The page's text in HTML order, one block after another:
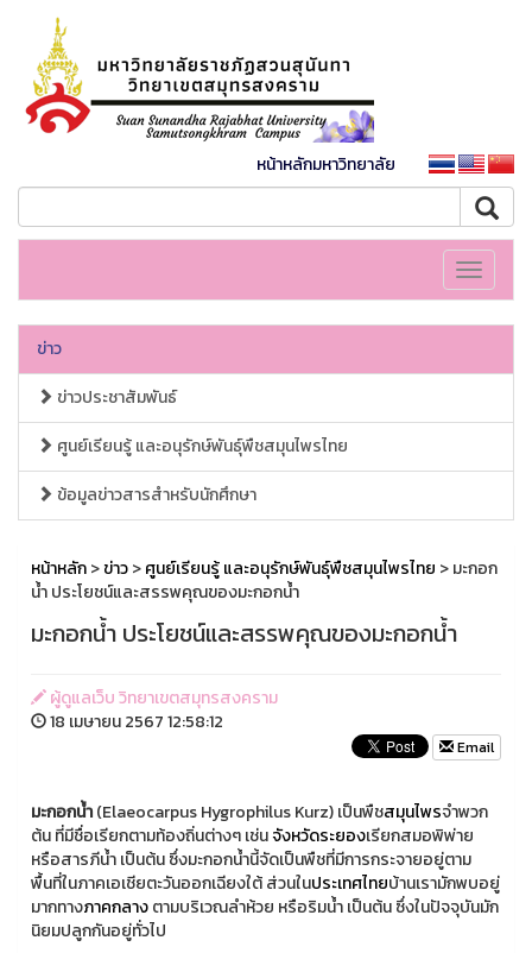
หน้าหลักมหาวิทยาลัย
Toggle
ข่าว
ข่าวประชาสัมพันธ์
ศูนย์เรียนรู้ และอนุรักษ์พันธุ์พืชสมุนไพรไทย
ข้อมูลข่าวสารสำหรับนักศึกษา
หน้าหลัก>ข่าว>ศูนย์เรียนรู้ และอนุรักษ์พันธุ์พืชสมุนไพรไทย > มะกอก
น้ำ ประโยชน์และสรรพคุณของมะกอกน้ำ
มะกอกน้ำ ประโยชน์และสรรพคุณของมะกอกน้ำ
ผู้ดูแลเว็บ วิทยาเขตสมุทรสงคราม
18 เมษายน 2567 12:58:12
Email
มะกอกน้ำ(Elaeocarpus Hygrophilus Kurz) เป็นพืชสมุนไพรจำพวก
ต้น ที่มีชื่อเรียกตามท้องถิ่นต่างๆ เช่นจังหวัดระยองเรียกสมอพิพ่าย
หรือสารภีน้ำ เป็นต้น ซึ่งมะกอกน้ำนี้จัดเป็นพืชที่มีการกระจายอยู่ตาม
พื้นที่ในภาคเอเชียตะวันออกเฉียงใต้ ส่วนในประเทศไทยบ้านเรามักพบอยู่
มากทางภาคกลางตามบริเวณลำห้วย หรือริมน้ำ เป็นต้น ซึ่งในปัจจุบันมัก
นิยมปลูกกันอยู่ทั่วไป